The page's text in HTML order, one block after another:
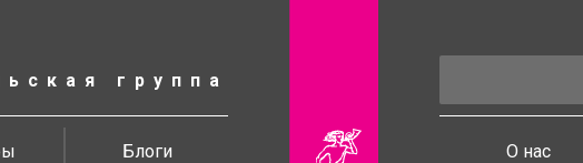
группа
весь
Блоги О нас